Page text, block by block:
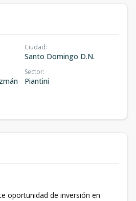
Ciudad:
Santo Domingo D.N.
Sector:
Piantini
oportunidad de inversión en